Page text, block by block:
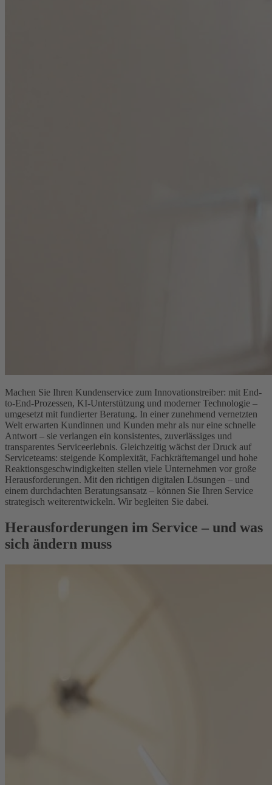
Machen Sie Ihren Kunden­service zum Innovationstreiber: mit End-
to-End-Prozessen, KI-Unterstützung und moderner Technologie –
umgesetzt mit fundierter Beratung. In einer zunehmend vernetzten
Welt erwarten Kundinnen und Kunden mehr als nur eine schnelle
Antwort – sie verlangen ein konsistentes, zuverlässiges und
transparentes Serviceerlebnis. Gleichzeitig wächst der Druck auf
Serviceteams: steigende Komplexität, Fachkräftemangel und hohe
Reaktionsgeschwindigkeiten stellen viele Unternehmen vor große
Herausforderungen. Mit den richtigen digitalen Lösungen – und
einem durchdachten Beratungsansatz – können Sie Ihren Service
strategisch weiterentwickeln. Wir begleiten Sie dabei.
Herausforderungen im Service – und was
sich ändern muss